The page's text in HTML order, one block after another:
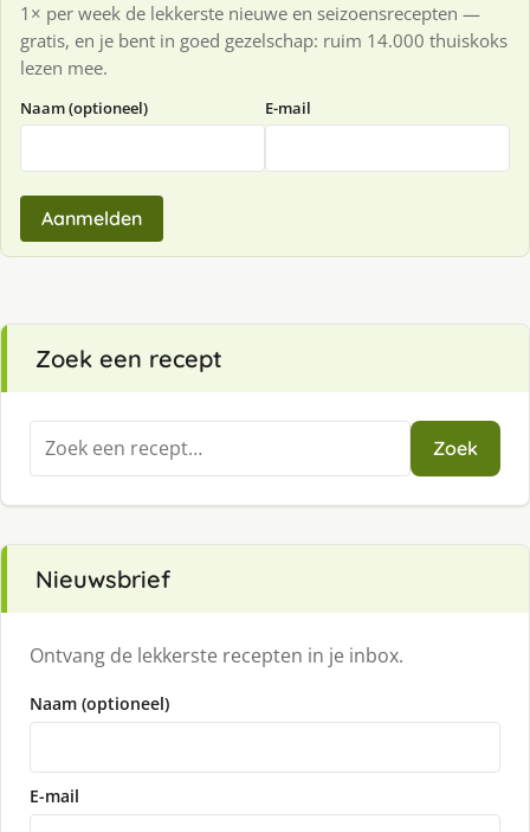
1× per week de lekkerste nieuwe en seizoensrecepten —
gratis, en je bent in goed gezelschap: ruim 14.000 thuiskoks
lezen mee.
Naam (optioneel) E-mail
Aanmelden
Zoek een recept
Zoeken
naar:
Zoek
Nieuwsbrief
Ontvang de lekkerste recepten in je inbox.
Naam (optioneel)
E-mail